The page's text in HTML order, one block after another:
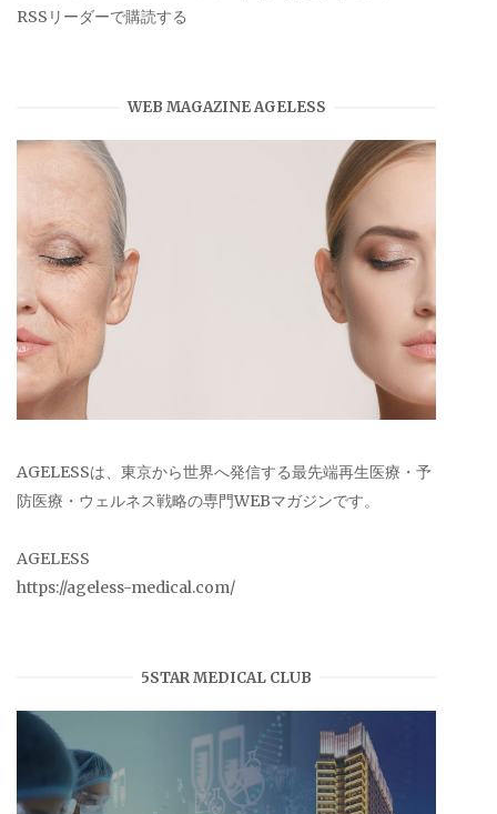
RSSリーダーで購読する
WEB MAGAZINE AGELESS
AGELESSは、東京から世界へ発信する最先端再生医療・予
防医療・ウェルネス戦略の専門WEBマガジンです。
AGELESS
https://ageless-medical.com/
5STAR MEDICAL CLUB